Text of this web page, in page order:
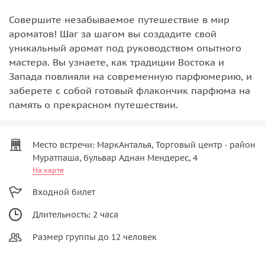
Совершите незабываемое путешествие в мир
ароматов! Шаг за шагом вы создадите свой
уникальный аромат под руководством опытного
мастера. Вы узнаете, как традиции Востока и
Запада повлияли на современную парфюмерию, и
заберете с собой готовый флакончик парфюма на
память о прекрасном путешествии.
Место встречи: МаркАнталья, Торговый центр · район
Муратпаша, бульвар Аднан Мендерес, 4
На карте
Входной билет
Длительность: 2 часа
Размер группы до 12 человек